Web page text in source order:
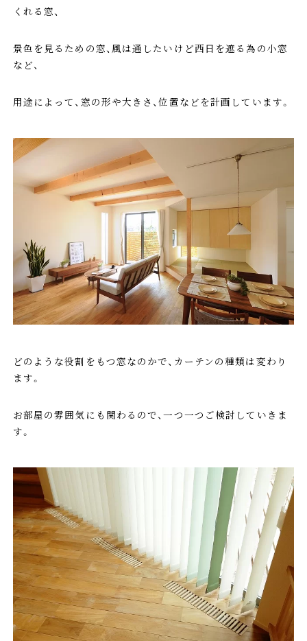
くれる窓、
景色を見るための窓、風は通したいけど西日を遮る為の小窓
など、
用途によって、窓の形や大きさ、位置などを計画しています。
どのような役割をもつ窓なのかで、カーテンの種類は変わり
ます。
お部屋の雰囲気にも関わるので、一つ一つご検討していきま
す。